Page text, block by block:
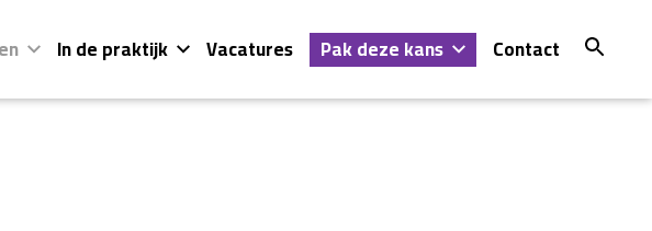
In de praktijk Vacatures Pak deze kans Contact